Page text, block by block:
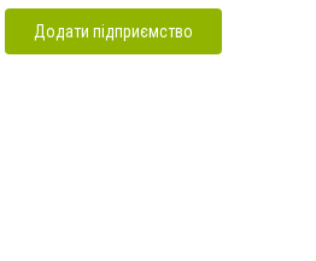
Додати підприємство